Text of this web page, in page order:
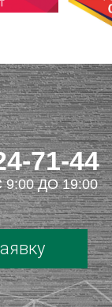
71-44
ДО 19:00